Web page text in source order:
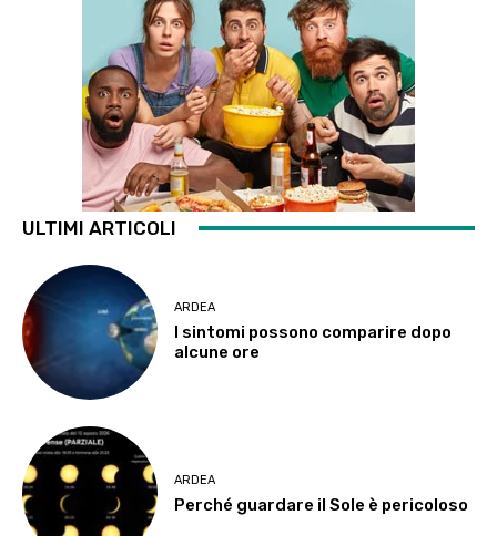
ULTIMI ARTICOLI
ARDEA
I sintomi possono comparire dopo
alcune ore
ARDEA
Perché guardare il Sole è pericoloso